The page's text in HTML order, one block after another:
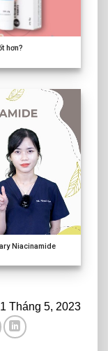
hơn?
Niacinamide
Tháng 5, 2023